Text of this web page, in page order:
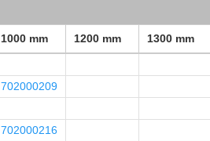
1000 mm 1200 mm 1300 mm
702000209
702000216